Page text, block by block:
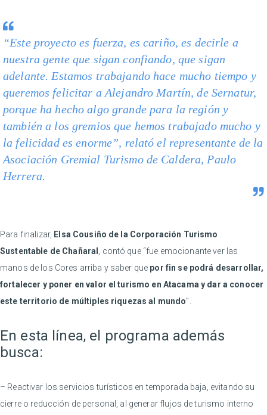
“Este proyecto es fuerza, es cariño, es decirle a
nuestra gente que sigan confiando, que sigan
adelante. Estamos trabajando hace mucho tiempo y
queremos felicitar a Alejandro Martín, de Sernatur,
porque ha hecho algo grande para la región y
también a los gremios que hemos trabajado mucho y
la felicidad es enorme”, relató el representante de la
Asociación Gremial Turismo de Caldera, Paulo
Herrera.
Para finalizar, Elsa Cousiño de la Corporación Turismo
Sustentable de Chañaral
, contó que “fue emocionante ver las
manos de los Cores arriba y saber que por fin se podrá desarrollar,
fortalecer y poner en valor el turismo en Atacama y dar a conocer
este territorio de múltiples riquezas al mundo”.
En esta línea, el programa además
busca:
– Reactivar los servicios turísticos en temporada baja, evitando su
cierre o reducción de personal, al generar flujos de turismo interno